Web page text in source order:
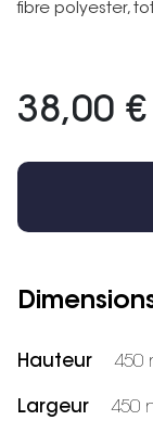
fibre polyester,
38,00 €
Hauteur 450
Largeur 450